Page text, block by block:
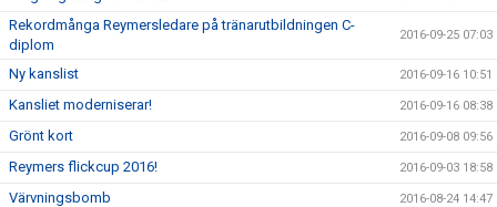
Rekordmånga Reymersledare på tränarutbildningen C-
diplom
2016-09-25 07:03
Ny kanslist 2016-09-16 10:51
Kansliet moderniserar! 2016-09-16 08:38
Grönt kort 2016-09-08 09:56
Reymers flickcup 2016! 2016-09-03 18:58
Värvningsbomb 2016-08-24 14:47